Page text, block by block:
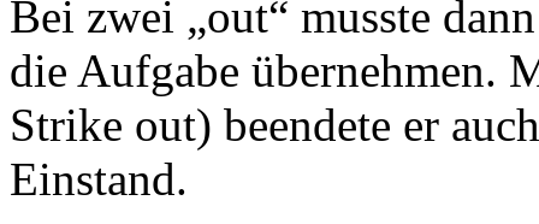
Bei zwei „out“ musste
die Aufgabe übernehmen.
Strike out) beendete er
Einstand.